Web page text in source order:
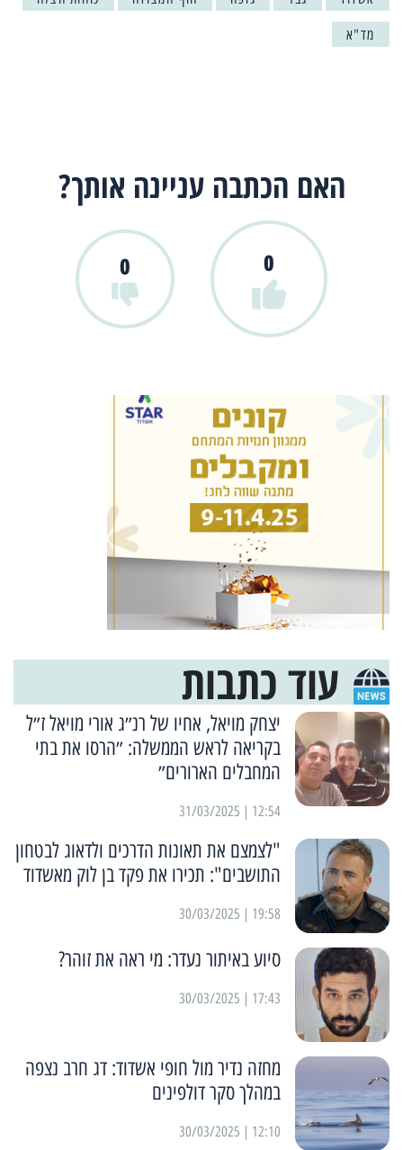
מד"א
האם הכתבה עניינה אותך?
0
0
עוד כתבות
יצחק מויאל, אחיו של רנ״ג אורי מויאל ז״ל
בקריאה לראש הממשלה: ״הרסו את בתי
המחבלים הארורים״
12:54 | 31/03/2025
"לצמצם את תאונות הדרכים ולדאוג לבטחון
התושבים": תכירו את פקד בן לוק מאשדוד
19:58 | 30/03/2025
סיוע באיתור נעדר: מי ראה את זוהר?
17:43 | 30/03/2025
מחזה נדיר מול חופי אשדוד: דג חרב נצפה
במהלך סקר דולפינים
12:10 | 30/03/2025